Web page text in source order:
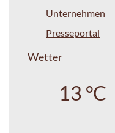
Unternehmen
Presseportal
Wetter
13 °C